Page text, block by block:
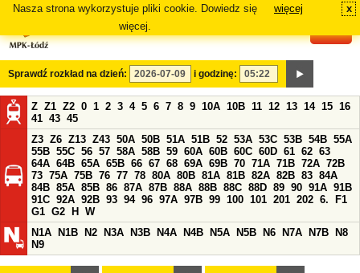
Nasza strona wykorzystuje pliki cookie. Dowiedz się
więcej.
więcej x
Sprawdź rozkład na dzień: i godzinę:
Z Z1 Z2 0 1 2 3 4 5 6 7 8 9 10A 10B 11 12 13 14 15 16
41 43 45
Z3 Z6 Z13 Z43 50A 50B 51A 51B 52 53A 53C 53B 54B 55A
55B 55C 56 57 58A 58B 59 60A 60B 60C 60D 61 62 63
64A 64B 65A 65B 66 67 68 69A 69B 70 71A 71B 72A 72B
73 75A 75B 76 77 78 80A 80B 81A 81B 82A 82B 83 84A
84B 85A 85B 86 87A 87B 88A 88B 88C 88D 89 90 91A 91B
91C 92A 92B 93 94 96 97A 97B 99 100 101 201 202 6.
F1
G1 G2 H
W
N1A
N1B N2 N3A N3B N4A N4B N5A N5B N6 N7A N7B
N8
N9